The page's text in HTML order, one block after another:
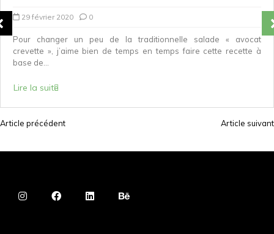
29 février 2020 0
Pour changer un peu de la traditionnelle salade « avocat
crevette », j’aime bien de temps en temps faire cette recette à
base de...
Lire la suite
N
Article précédent Article suivant